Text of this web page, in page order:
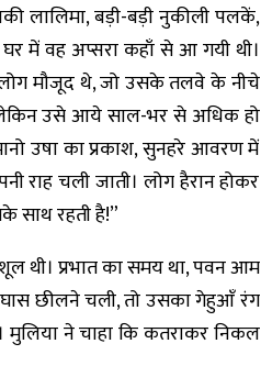
लालिमा, बड़ी-बड़ी नुकीली पलकें,
में वह अप्सरा कहाँ से आ गयी थी।
मौजूद थे, जो उसके तलवे के नीचे
उसे आये साल-भर से अधिक हो
उषा का प्रकाश, सुनहरे आवरण में
राह चली जाती। लोग हैरान होकर
साथ रहती है!”
थी। प्रभात का समय था, पवन आम
घास छीलने चली, तो उसका गेहुआँ रंग
ने चाहा कि कतराकर निकल